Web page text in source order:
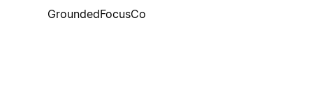
GroundedFocusCo